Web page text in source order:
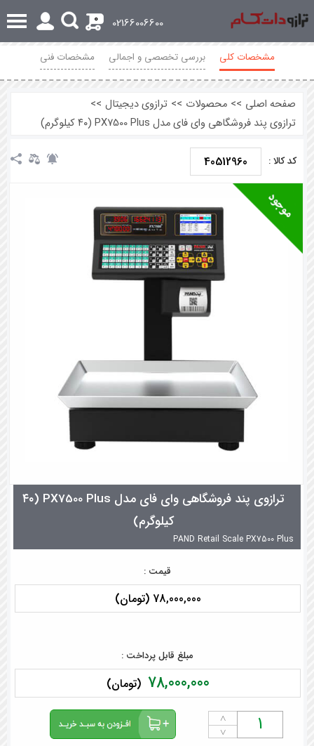
02166006600
0
مشخصات کلی بررسی تخصصی و اجمالی مشخصات فنی
صفحه اصلی >> محصولات >> ترازوی دیجیتال >>
ترازوی پند فروشگاهی وای فای مدل PX7500 Plus (۴۰ کیلوگرم)
کد کالا : 40512960
ترازوی پند فروشگاهی وای فای مدل PX7500 Plus (۴۰
کیلوگرم)
PAND Retail Scale PX7500 Plus
قیمت :
78,000,000 (تومان)
مبلغ قابل پرداخت :
78,000,000 (تومان)
˄
˅